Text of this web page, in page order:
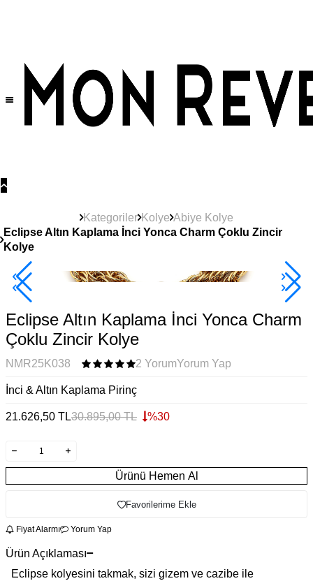
Kategoriler Kolye Abiye Kolye
Eclipse Altın Kaplama İnci Yonca Charm Çoklu Zincir
Kolye
2+ Ürüne +%10
Eclipse Altın Kaplama İnci Yonca Charm
Çoklu Zincir Kolye
NMR25K038 2 YorumYorum Yap
İnci & Altın Kaplama Pirinç
21.626,50 TL30.895,00TL %30
Ürünü Hemen Al
Favorilerime Ekle
Fiyat Alarmı Yorum Yap
Ürün Açıklaması
Eclipse kolyesini takmak, sizi gizem ve cazibe ile